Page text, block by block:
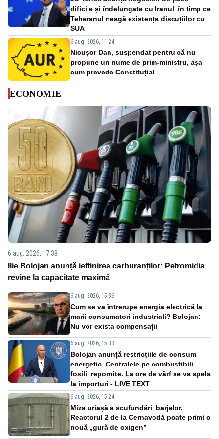
dificile și îndelungate cu Iranul, în timp ce
Teheranul neagă existența discuțiilor cu
SUA
6 aug. 2026, 11:24
Nicușor Dan, suspendat pentru că nu
propune un nume de prim-ministru, așa
cum prevede Constituția!
ECONOMIE
6 aug. 2026, 17:38
Ilie Bolojan anunță ieftinirea carburanților: Petromidia
revine la capacitate maximă
6 aug. 2026, 15:36
Cum se va întrerupe energia electrică la
marii consumatori industriali? Bolojan:
Nu vor exista compensații
6 aug. 2026, 15:33
Bolojan anunță restricțiile de consum
energetic. Centralele pe combustibili
fosili, repornite. La ore de vârf se va apela
la importuri - LIVE TEXT
6 aug. 2026, 15:24
Miza uriașă a scufundării barjelor.
Reactorul 2 de la Cernavodă poate primi o
nouă „gură de oxigen”